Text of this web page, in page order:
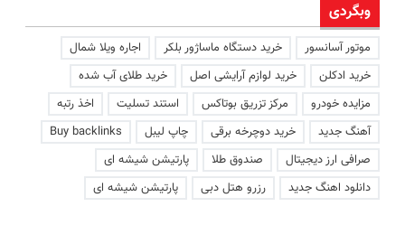
وبگردی
موتور آسانسور خرید دستگاه ماساژور بلکر
اجاره ویلا شمال
خرید ادکلن
خرید لوازم آرایشی اصل
خرید طلای آب شده
مزایده خودرو
مرکز تزریق بوتاکس استند تسلیت
اخذ رتبه
آهنگ جدید
خرید دوچرخه برقی چاپ لیبل
Buy backlinks
صرافی ارز دیجیتال
صندوق طلا
پارتیشن شیشه ای
دانلود اهنگ جدید
رزرو هتل دبی پارتیشن شیشه ای